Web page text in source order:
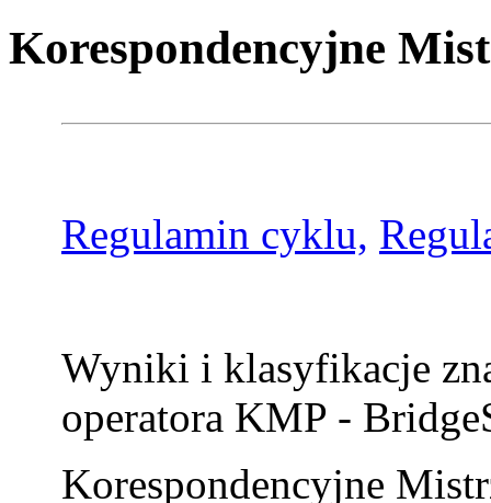
Korespondencyjne
Regulamin cyklu,
Wyniki i klasyfikacje
operatora KMP -
Korespondencyjne